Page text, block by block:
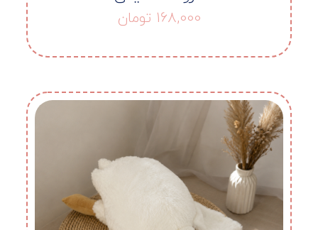
168,000 تومان